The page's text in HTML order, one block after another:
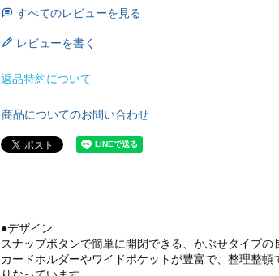
すべてのレビューを見る
レビューを書く
返品特約について
商品についてのお問い合わせ
●デザイン
スナップボタンで簡単に開閉できる、かぶせタイプの
カードホルダーやワイドポケットが豊富で、整理整頓